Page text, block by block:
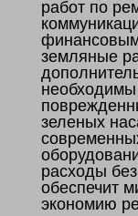
работ по
земляные
зеленых
расходы
обеспечит
экономию